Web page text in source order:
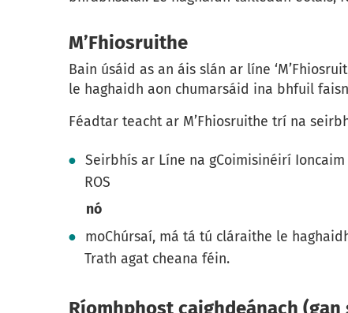
M’Fhiosruithe
Bain úsáid as an áis slán ar líne
le haghaidh aon chumarsáid ina bhfuil
Féadtar teacht ar M’Fhiosruithe trí na
Seirbhís ar Líne na gCoimisinéirí
ROS
nó
moChúrsaí, má tá tú cláraithe le
Trath agat cheana féin.
Ríomhphost caighdeánach